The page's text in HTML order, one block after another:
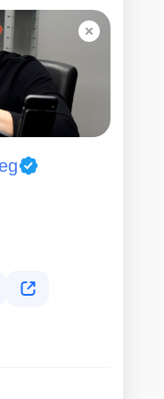
и фиксированные
с клиентом и не в
работ. Сервис не
и не
предварительную
Калькулятора
и
важность
среднем, ремонт
же день. При
только после
ремонта с
работ.